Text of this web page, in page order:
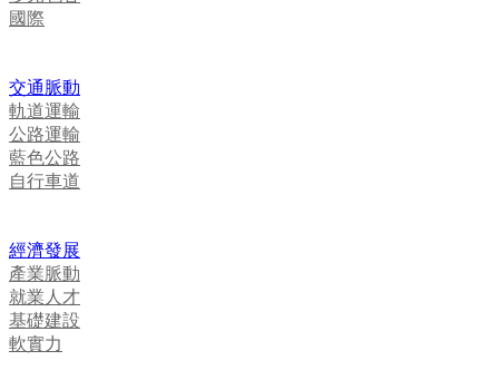
國際
交通脈動
軌道運輸
公路運輸
藍色公路
自行車道
經濟發展
產業脈動
就業人才
基礎建設
軟實力